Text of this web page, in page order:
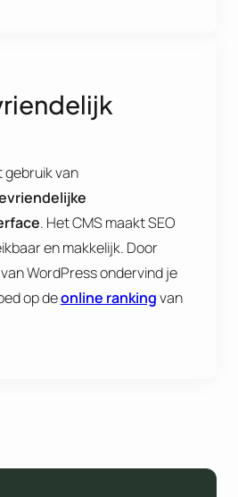
gebruik van
. Het CMS maakt SEO
en makkelijk. Door
WordPress ondervind je
op deonline rankingvan